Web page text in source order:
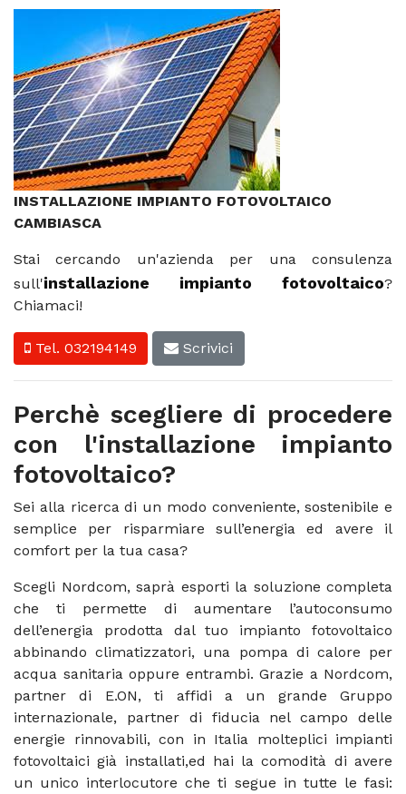
INSTALLAZIONE IMPIANTO FOTOVOLTAICO
CAMBIASCA
Stai cercando un'azienda per una consulenza
sull'installazione impianto fotovoltaico?
Chiamaci!
Tel. 032194149 Scrivici
Perchè scegliere di procedere
con l'installazione impianto
fotovoltaico?
Sei alla ricerca di un modo conveniente, sostenibile e
semplice per risparmiare sull’energia ed avere il
comfort per la tua casa?
Scegli Nordcom, saprà esporti la soluzione completa
che ti permette di aumentare l’autoconsumo
dell’energia prodotta dal tuo impianto fotovoltaico
abbinando climatizzatori, una pompa di calore per
acqua sanitaria oppure entrambi. Grazie a Nordcom,
partner di E.ON, ti affidi a un grande Gruppo
internazionale, partner di fiducia nel campo delle
energie rinnovabili, con in Italia molteplici impianti
fotovoltaici già installati,ed hai la comodità di avere
un unico interlocutore che ti segue in tutte le fasi: